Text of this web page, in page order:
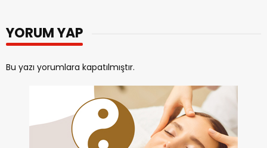
YORUM YAP
Bu yazı yorumlara kapatılmıştır.